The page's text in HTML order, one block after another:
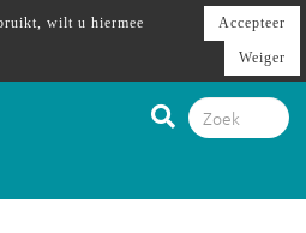
wilt u hiermee
Accepteer
Weiger